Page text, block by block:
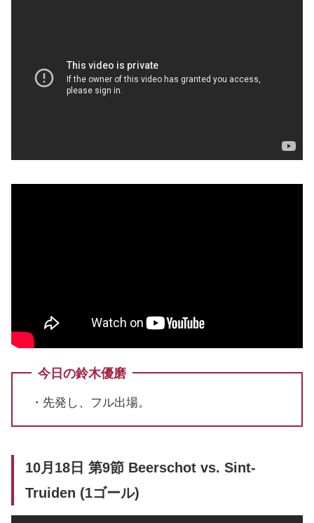
今日の鈴木優磨
・先発し、フル出場。
10月18日 第9節 Beerschot vs. Sint-
Truiden (1ゴール)